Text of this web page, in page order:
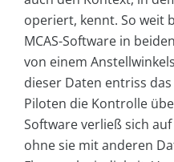
operiert, kennt. So weit
MCAS-Software in
von einem
dieser Daten entriss
Piloten die Kontrolle
Software verließ sich
ohne sie mit anderen